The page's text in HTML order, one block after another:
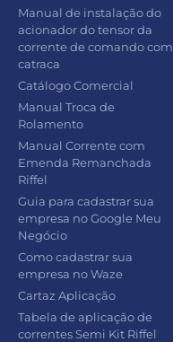
Manual de instalação do
acionador do tensor da
corrente de comando com
catraca
Catálogo Comercial
Manual Troca de
Rolamento
Manual Corrente com
Emenda Remanchada
Riffel
Guia para cadastrar sua
empresa no Google Meu
Negócio
Como cadastrar sua
empresa no Waze
Cartaz Aplicação
Tabela de aplicação de
correntes Semi Kit Riffel